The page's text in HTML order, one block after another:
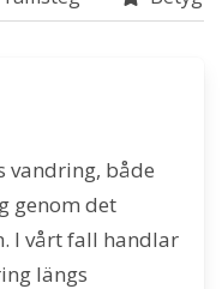
vandring, både
genom det
I vårt fall handlar
längs